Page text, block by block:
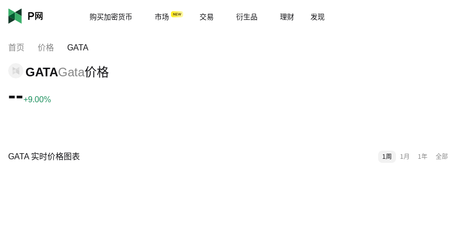
购买加密货币 市场 交易 衍生品 理财 发现
首页 价格 GATA
GATAGata价格
--+9.00%
GATA 实时价格图表 1周 1月 1年 全部